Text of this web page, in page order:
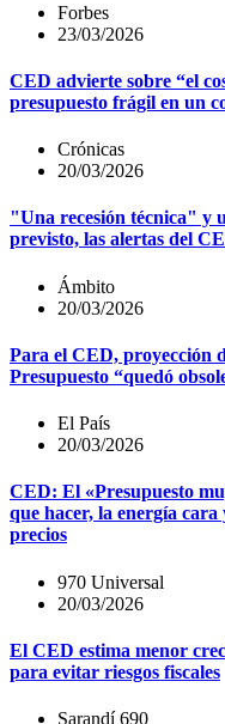
Forbes
23/03/2026
CED advierte sobre “el
presupuesto frágil en un
Crónicas
20/03/2026
"Una recesión técnica" y
previsto, las alertas del
Ámbito
20/03/2026
Para el CED, proyección
Presupuesto “quedó
El País
20/03/2026
CED: El «Presupuesto
que hacer, la energía
precios
970 Universal
20/03/2026
El CED estima menor
para evitar riesgos fiscales
Sarandí 690